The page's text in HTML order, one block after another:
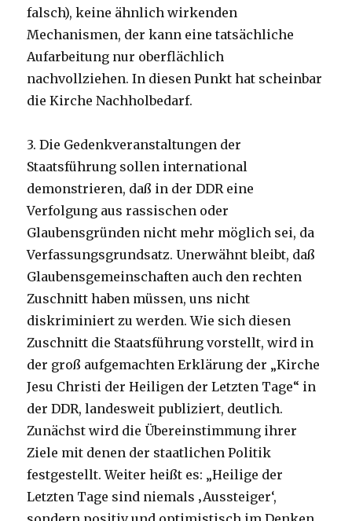
falsch), keine ähnlich wirkenden
Mechanismen, der kann eine tatsächliche
Aufarbeitung nur oberflächlich
nachvollziehen. In diesen Punkt hat scheinbar
die Kirche Nachholbedarf.
3. Die Gedenkveranstaltungen der
Staatsführung sollen international
demonstrieren, daß in der DDR eine
Verfolgung aus rassischen oder
Glaubensgründen nicht mehr möglich sei, da
Verfassungsgrundsatz. Unerwähnt bleibt, daß
Glaubensgemeinschaften auch den rechten
Zuschnitt haben müssen, uns nicht
diskriminiert zu werden. Wie sich diesen
Zuschnitt die Staatsführung vorstellt, wird in
der groß aufgemachten Erklärung der „Kirche
Jesu Christi der Heiligen der Letzten Tage“ in
der DDR, landesweit publiziert, deutlich.
Zunächst wird die Übereinstimmung ihrer
Ziele mit denen der staatlichen Politik
festgestellt. Weiter heißt es: „Heilige der
Letzten Tage sind niemals ‚Aussteiger‘,